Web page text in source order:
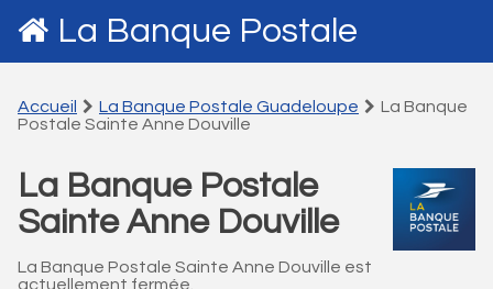
La Banque Postale
Accueil La Banque Postale Guadeloupe
La Banque
Postale Sainte Anne Douville
La Banque Postale
Sainte Anne Douville
La Banque Postale Sainte Anne Douville est
actuellement fermée.